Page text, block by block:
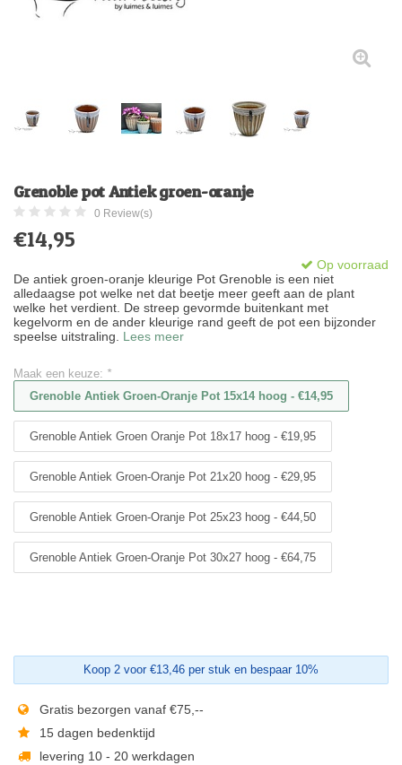
Grenoble pot Antiek groen-oranje
0 Review(s)
€14,95
Op voorraad
De antiek groen-oranje kleurige Pot Grenoble is een niet
alledaagse pot welke net dat beetje meer geeft aan de plant
welke het verdient. De streep gevormde buitenkant met
kegelvorm en de ander kleurige rand geeft de pot een bijzonder
speelse uitstraling. Lees meer
Maak een keuze: *
Grenoble Antiek Groen-Oranje Pot 15x14 hoog - €14,95
Grenoble Antiek Groen Oranje Pot 18x17 hoog - €19,95
Grenoble Antiek Groen-Oranje Pot 21x20 hoog - €29,95
Grenoble Antiek Groen-Oranje Pot 25x23 hoog - €44,50
Grenoble Antiek Groen-Oranje Pot 30x27 hoog - €64,75
Koop 2 voor €13,46 per stuk en bespaar 10%
Gratis bezorgen vanaf €75,--
15 dagen bedenktijd
levering 10 - 20 werkdagen